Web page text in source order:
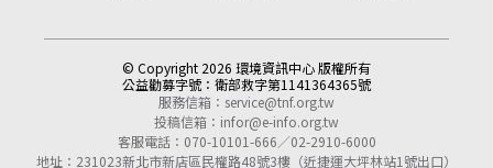
© Copyright 2026 環境資訊中心 版權所有
公益勸募字號： 衛部救字第1141364365號
服務信箱： service@tnf.org.tw
投稿信箱： infor@e-info.org.tw
客服電話：070-10101-666／02-2910-6000
地址：231023新北市新店區民權路48號3樓（近捷運大坪林站1號出口）